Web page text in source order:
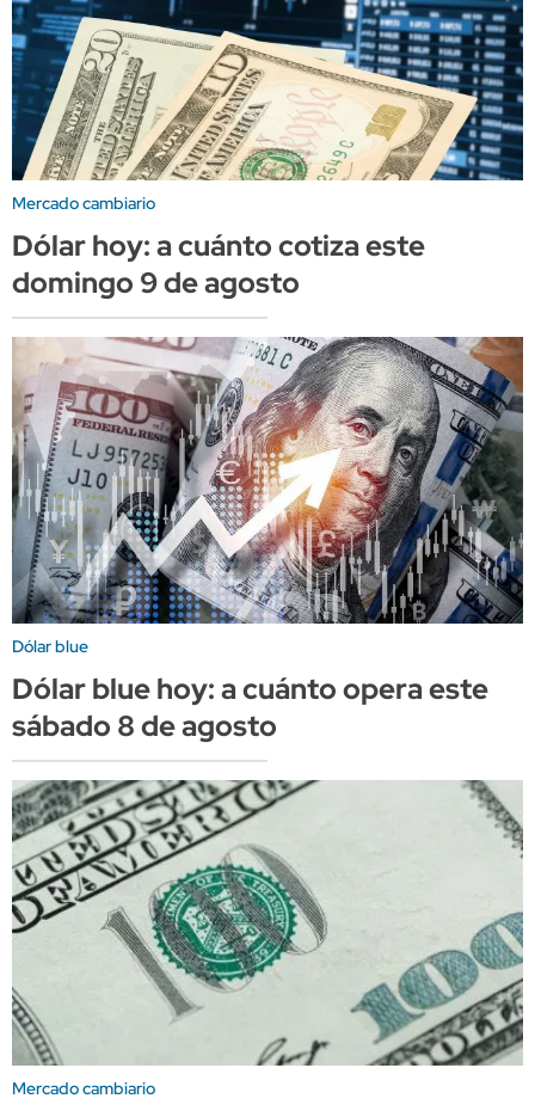
Mercado cambiario
Dólar hoy: a cuánto cotiza este
domingo 9 de agosto
Dólar blue
Dólar blue hoy: a cuánto opera este
sábado 8 de agosto
Mercado cambiario